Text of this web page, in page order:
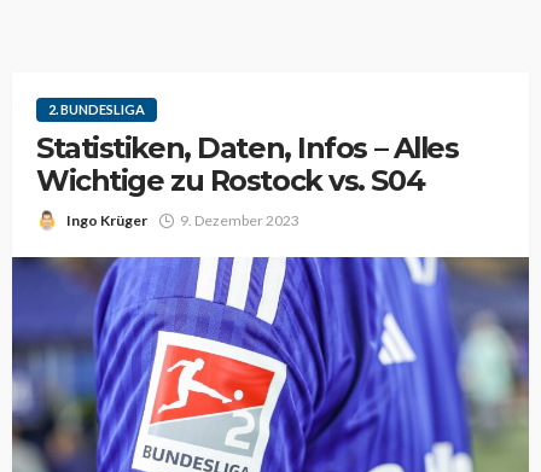
2. BUNDESLIGA
Statistiken, Daten, Infos – Alles
Wichtige zu Rostock vs. S04
Ingo Krüger 9. Dezember 2023